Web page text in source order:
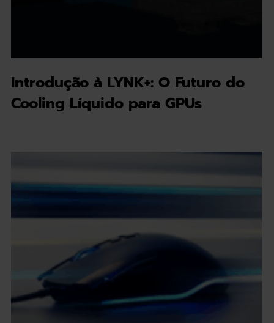
Introdução à LYNK+: O Futuro do
Cooling Líquido para GPUs